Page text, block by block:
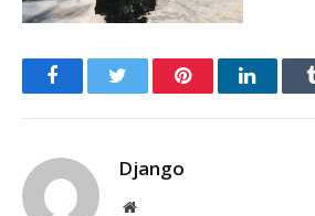
FacebookTwitter Pinterest
Django
Website